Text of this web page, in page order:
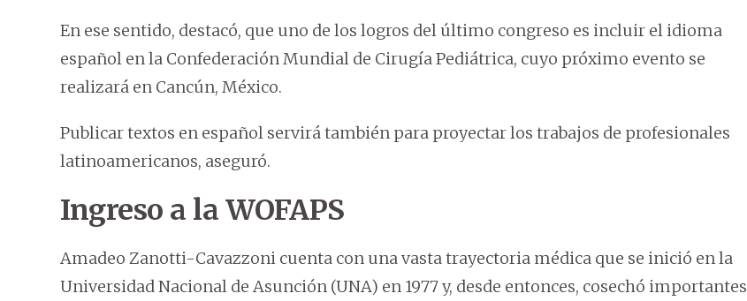
En ese sentido, destacó, que uno de los logros del último congreso es incluir el idioma
español en la Confederación Mundial de Cirugía Pediátrica, cuyo próximo evento se
realizará en Cancún, México.
Publicar textos en español servirá también para proyectar los trabajos de profesionales
latinoamericanos, aseguró.
Ingreso a la WOFAPS
Amadeo Zanotti-Cavazzoni cuenta con una vasta trayectoria médica que se inició en la
Universidad Nacional de Asunción (UNA) en 1977 y, desde entonces, cosechó importantes